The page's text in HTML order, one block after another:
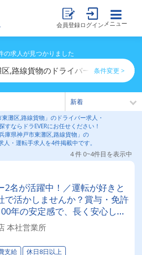
会員登録ログイン メニュー
の求人が見つかりました
,路線貨物のドライバー求人・運転手
条件変更 >
東灘区,路線貨物」のドライバー求人・
すならドラEVERにお任せください！
庫県神戸市東灘区,路線貨物」の
人・運転手求人を4件掲載中です。
4 件 0~4件目を表示中
2名が活躍中！／運転が好きと
で活かしませんか？賞与・免許
年の安定感で、長く安心して
本社営業所
支給 休日8日以上